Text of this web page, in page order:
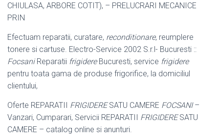
CHIULASA, ARBORE COTIT), – PRELUCRARI MECANICE
PRIN
Efectuam reparatii, curatare, reconditionare, reumplere
tonere si cartuse. Electro-Service 2002 S.r.l- Bucuresti ::
FocsaniReparatii frigidereBucuresti, service frigidere
pentru toata gama de produse frigorifice, la domiciliul
clientului,
Oferte REPARATII FRIGIDERESATU CAMERE FOCSANI–
Vanzari, Cumparari, Servicii REPARATII FRIGIDERESATU
CAMERE – catalog online si anunturi.